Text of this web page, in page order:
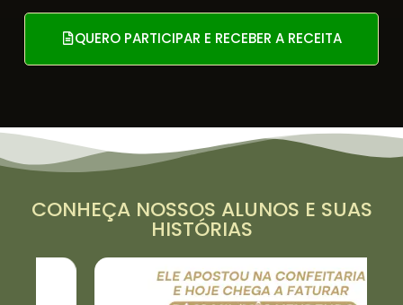
QUERO PARTICIPAR E RECEBER A RECEITA
CONHEÇA NOSSOS ALUNOS E SUAS
HISTÓRIAS